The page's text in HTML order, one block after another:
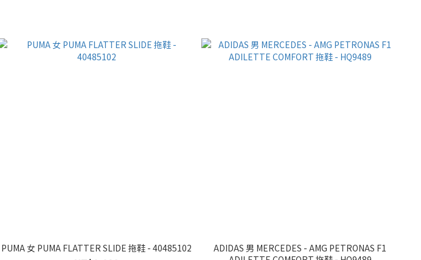
PUMA 女 PUMA FLATTER SLIDE 拖鞋 - 40485102
ADIDAS 男 MERCEDES - AMG PETRONAS F1